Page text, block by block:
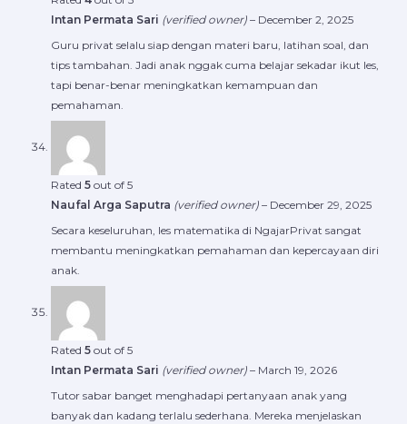
Intan Permata Sari (verified owner) – December 2, 2025
Guru privat selalu siap dengan materi baru, latihan soal, dan
tips tambahan. Jadi anak nggak cuma belajar sekadar ikut les,
tapi benar-benar meningkatkan kemampuan dan
pemahaman.
Rated 5 out of 5
Naufal Arga Saputra (verified owner) – December 29, 2025
Secara keseluruhan, les matematika di NgajarPrivat sangat
membantu meningkatkan pemahaman dan kepercayaan diri
anak.
Rated 5 out of 5
Intan Permata Sari (verified owner) – March 19, 2026
Tutor sabar banget menghadapi pertanyaan anak yang
banyak dan kadang terlalu sederhana. Mereka menjelaskan